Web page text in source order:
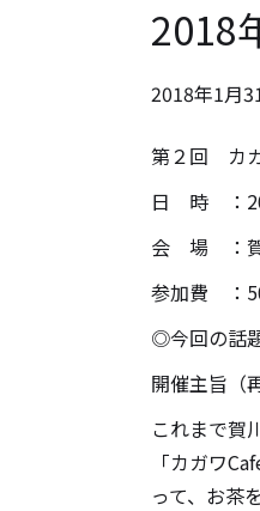
2018
2018年1月
第２回 カ
日 時 ：
会 場 ：賀
参加費 ：
◎今回の話
開催主旨（
これまで賀
「カガワ
って、お茶